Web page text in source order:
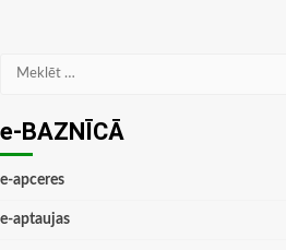
Meklēt:
e-BAZNĪCĀ
e-apceres
e-aptaujas